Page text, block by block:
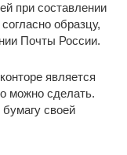
при составлении
образцу,
Почты России.
является
можно сделать.
своей